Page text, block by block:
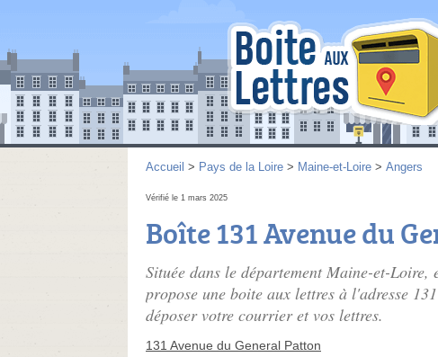
Accueil > Pays de la Loire > Maine-et-Loire > Angers
Vérifié le 1 mars 2025
Boîte 131 Avenue du
Située dans le département Maine-et-
propose une boite aux lettres à l'adresse
déposer votre courrier et vos lettres.
131 Avenue du General Patton